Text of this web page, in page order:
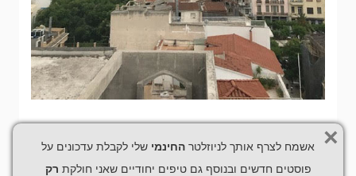
מלון Adams – מלון אשמח לצרף אותך לניוזלטר החינמי שלי לקבלת עדכונים על
פוסטים חדשים ובנוסף גם טיפים יחודיים שאני חולקת רק
×